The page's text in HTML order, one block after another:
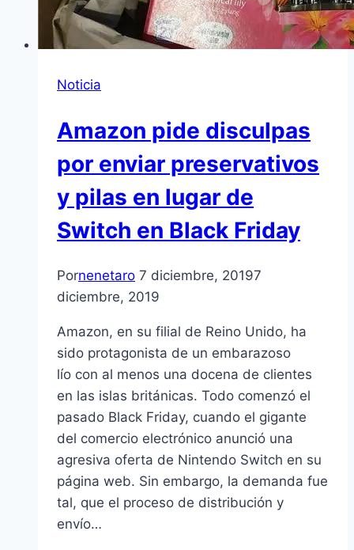
Noticia
Amazon pide disculpas
por enviar preservativos
y pilas en lugar de
Switch en Black Friday
Pornenetaro 7 diciembre, 20197
diciembre, 2019
Amazon, en su filial de Reino Unido, ha
sido protagonista de un embarazoso
lío con al menos una docena de clientes
en las islas británicas. Todo comenzó el
pasado Black Friday, cuando el gigante
del comercio electrónico anunció una
agresiva oferta de Nintendo Switch en su
página web. Sin embargo, la demanda fue
tal, que el proceso de distribución y
envío…